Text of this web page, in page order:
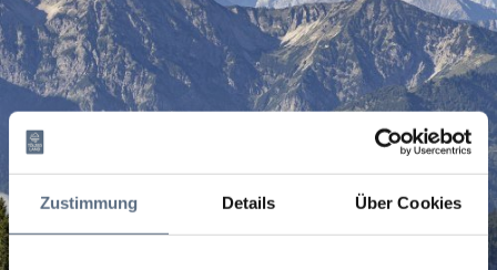
Zustimmung Details Über Cookies